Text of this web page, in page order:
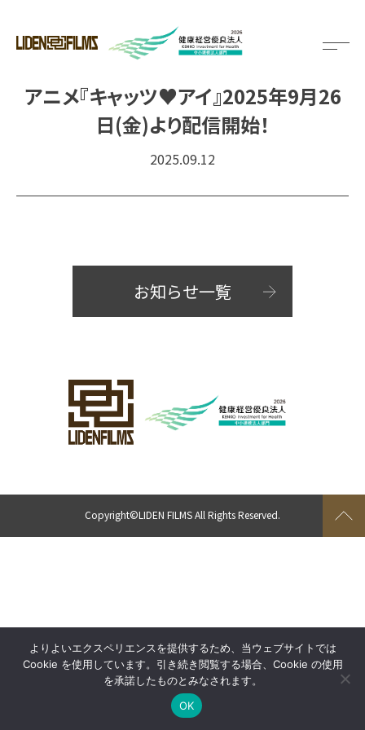
メ
ー
を
アニメ『キャッツ♥アイ』2025年9月26
日(金)より配信開始！
2025.09.12
お知らせ一覧
Copyright©LIDEN FILMSAll Rights Reserved.
よりよいエクスペリエンスを提供するため、当ウェブサイトでは
Cookie を使用しています。引き続き閲覧する場合、Cookie の使用
を承諾したものとみなされます。
OK